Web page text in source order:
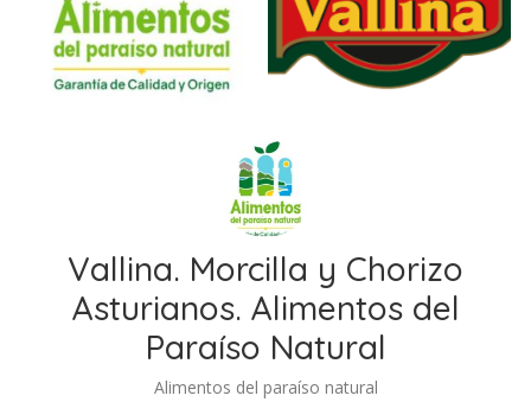
Vallina. Morcilla y Chorizo
Asturianos. Alimentos del
Paraíso Natural
Alimentos del paraíso natural